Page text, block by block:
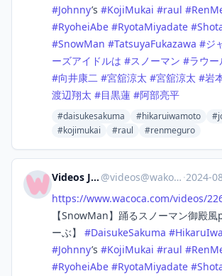
#Johnny’s #KojiMukai #raul #
#RyoheiAbe #RyotaMiyadate #
#SnowMan #TatsuyaFukazawa #ジ
ーズアイドルは #スノーマン #ラウー
#向井康二 #宮舘涼太 #宮舘涼太 #岩
渡辺翔太 #目黒蓮 #阿部亮平
#daisukesakuma #hikaruiwamoto
#kojimukai
#raul #renmeguro
Videos Japan @videos@wakoka.com ·2024-
https://www.wacoca.com/videos/
【SnowMan】踊るスノーマン御殿
ーぶ】 #DaisukeSakuma #
#Johnny’s #KojiMukai #raul #
#RyoheiAbe #RyotaMiyadate #